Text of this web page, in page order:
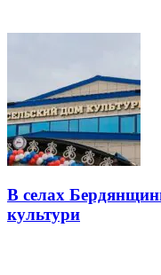
В селах
культури